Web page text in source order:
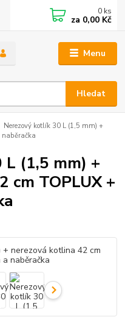
Menu
Hledat
0 ks
za 0,00 Kč
Nerezový kotlík 30 L (1,5 mm) +
naběračka
(1,5 mm) +
cm TOPLUX +